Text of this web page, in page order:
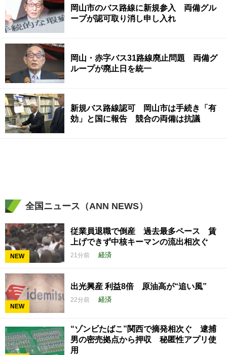
岡山市のバス路線に新規参入 両備グル
ープが認可取り消し申し入れ
岡山・赤字バス31路線廃止問題 両備グ
ループが廃止日を統一
新規バス路線認可 岡山市は手続き「有
効」と国に報告 競合の両備は抗議
全国ニュース（ANN NEWS）
NEW
従業員退職で倒産 過去最多ペース 賃
上げできず中核キーマンの流出相次ぐ
21分前 経済
NEW
出光興産 利益8倍 原油高が“追い風”
22分前 経済
“ゾンビたばこ”関西で摘発相次ぐ 逮捕
男の密売拠点から押収 秘匿性アプリ使
用